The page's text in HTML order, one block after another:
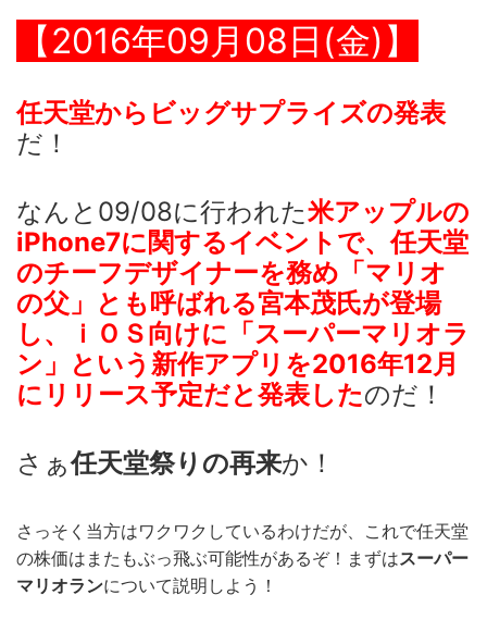
【2016年09月08日(金)】
任天堂からビッグサプライズの発表
だ！
なんと09/08に行われた米アップルの
iPhone7に関するイベントで、任天堂
のチーフデザイナーを務め「マリオ
の父」とも呼ばれる宮本茂氏が登場
し、ｉＯＳ向けに「スーパーマリオラ
ン」という新作アプリを2016年12月
にリリース予定だと発表したのだ！
さぁ任天堂祭りの再来か！
さっそく当方はワクワクしているわけだが、これで任天堂
の株価はまたもぶっ飛ぶ可能性があるぞ！まずはスーパー
マリオランについて説明しよう！